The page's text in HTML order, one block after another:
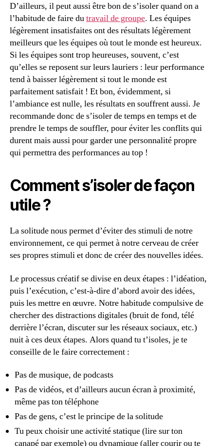
D’ailleurs, il peut aussi être bon de s’isoler quand on a
l’habitude de faire dutravail de groupe. Les équipes
légèrement insatisfaites ont des résultats légèrement
meilleurs que les équipes où tout le monde est heureux.
Si les équipes sont trop heureuses, souvent, c’est
qu’elles se reposent sur leurs lauriers : leur performance
tend à baisser légèrement si tout le monde est
parfaitement satisfait ! Et bon, évidemment, si
l’ambiance est nulle, les résultats en souffrent aussi. Je
recommande donc de s’isoler de temps en temps et de
prendre le temps de souffler, pour éviter les conflits qui
durent mais aussi pour garder une personnalité propre
qui permettra des performances au top !
Comment s’isoler de façon
utile ?
La solitude nous permet d’éviter des stimuli de notre
environnement, ce qui permet à notre cerveau de créer
ses propres stimuli et donc de créer des nouvelles idées.
Le processus créatif se divise en deux étapes : l’idéation,
puis l’exécution, c’est-à-dire d’abord avoir des idées,
puis les mettre en œuvre. Notre habitude compulsive de
chercher des distractions digitales (bruit de fond, télé
derrière l’écran, discuter sur les réseaux sociaux, etc.)
nuit à ces deux étapes. Alors quand tu t’isoles, je te
conseille de le faire correctement :
Pas de musique, de podcasts
Pas de vidéos, et d’ailleurs aucun écran à proximité,
même pas ton téléphone
Pas de gens, c’est le principe de la solitude
Tu peux choisir une activité statique (lire sur ton
canapé par exemple) ou dynamique (aller courir ou te